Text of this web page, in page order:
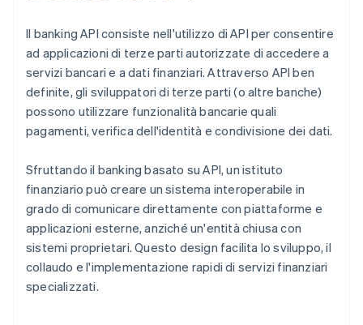
Il banking API consiste nell'utilizzo di API per consentire
ad applicazioni di terze parti autorizzate di accedere a
servizi bancari e a dati finanziari. Attraverso API ben
definite, gli sviluppatori di terze parti (o altre banche)
possono utilizzare funzionalità bancarie quali
pagamenti, verifica dell'identità e condivisione dei dati.
Sfruttando il banking basato su API, un istituto
finanziario può creare un sistema interoperabile in
grado di comunicare direttamente con piattaforme e
applicazioni esterne, anziché un'entità chiusa con
sistemi proprietari. Questo design facilita lo sviluppo, il
collaudo e l'implementazione rapidi di servizi finanziari
specializzati.